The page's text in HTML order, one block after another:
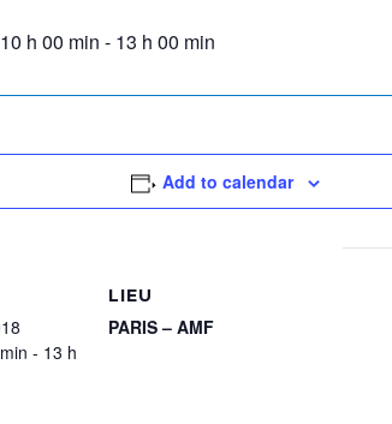
h 00 min - 13 h 00 min
Add to calendar
- 13 h
LIEU
PARIS – AMF